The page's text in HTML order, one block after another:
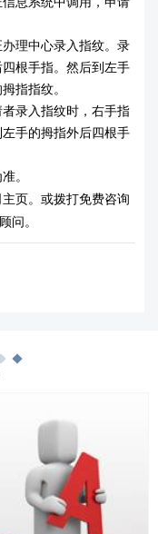
理中心录入指纹。录
根手指。然后到左手
指指纹。
录入指纹时，右手指
手的拇指外后四根手
。
页。或拨打免费咨询
问。